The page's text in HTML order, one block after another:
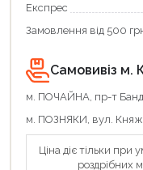
Експрес
Замовлення від 500
Самовивіз м.
м. ПОЧАЙНА, пр-т
м. ПОЗНЯКИ, вул.
Ціна діє тільки при
роздрібних